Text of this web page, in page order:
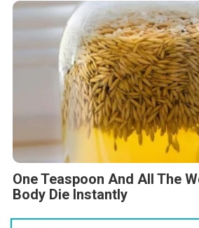
One Teaspoon And All The
Body Die Instantly